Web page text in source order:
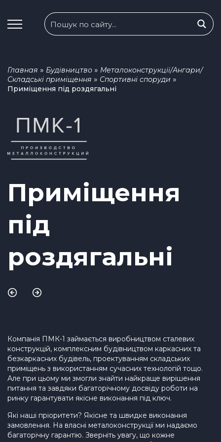
Главная » Будівництво » Металоконструкції/Ангари/
Складські приміщення » Спортивні споруди »
Приміщення під роздягальні
Приміщення
під
роздягальні
Компанія ПМК-1 займається виробництвом сталевих
конструкцій, комплексним будівництвом каркасних та
безкаркасних будівель, проектуванням складських
приміщень з використанням сучасних технологій тощо.
Але при цьому ми змогли знайти найкраще вирішення
питання та завдяки багаторічному досвіду роботи на
ринку гарантувати якісне виконання під ключ.
Які наші пріоритети? Якісне та швидке виконання
замовлення. На власні металоконструкції ми надаємо
багаторічну гарантію. Зверніть увагу, що кожне